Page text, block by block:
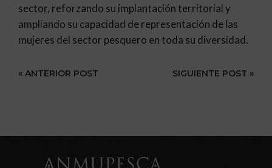
sector, reforzando su implantación territorial y
ampliando su capacidad de representación de las
mujeres del sector pesquero en toda su diversidad.
« ANTERIOR POST SIGUIENTE POST »